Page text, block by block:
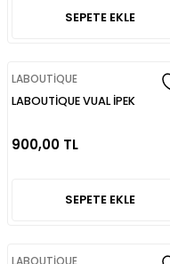
SEPETE EKLE
LABOUTİQUE
LABOUTİQUE VUAL İPEK
900,00 TL
SEPETE EKLE